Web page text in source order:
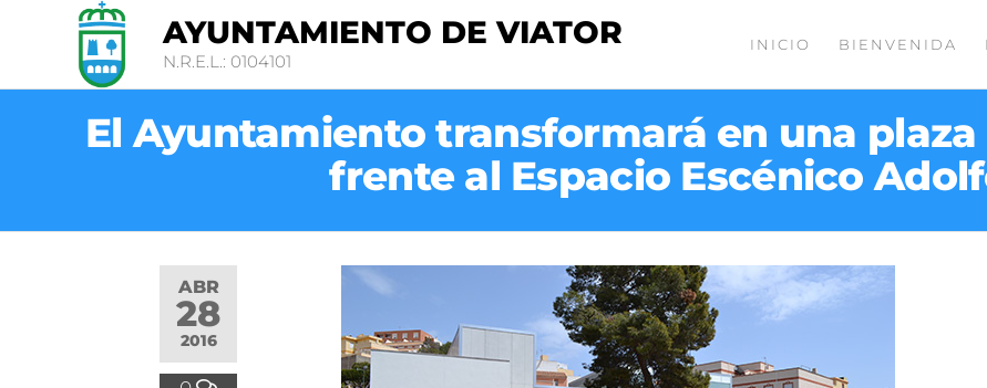
AYUNTAMIENTO DE VIATOR
N.R.E.L.: 0104101
INICIO BIENVENIDA
El Ayuntamiento transformará en una
frente al Espacio Escénico
ABR
28
2016